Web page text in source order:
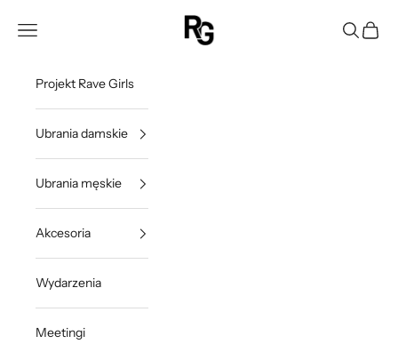
Rave Girls Poland
Otwórz menu nawigacji Otwórz
Projekt Rave Girls
Ubrania damskie
Ubrania męskie
Akcesoria
Wydarzenia
Meetingi